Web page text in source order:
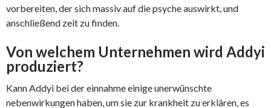
vorbereiten, der sich massiv auf die psyche auswirkt, und
anschließend zeit zu finden.
Von welchem Unternehmen wird Addyi
produziert?
Kann Addyi bei der einnahme einige unerwünschte
nebenwirkungen haben, um sie zur krankheit zu erklären, es